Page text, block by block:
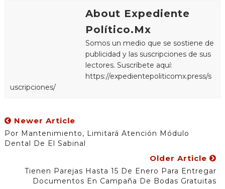
About Expediente
Político.Mx
Somos un medio que se sostiene de
publicidad y las suscripciones de sus
lectores. Suscríbete aquí:
https://expedientepoliticomx.press/s
uscripciones/
Newer Article
Por Mantenimiento, Limitará Atención Módulo
Dental De El Sabinal
Older Article
Tienen Parejas Hasta 15 De Enero Para Entregar
Documentos En Campaña De Bodas Gratuitas